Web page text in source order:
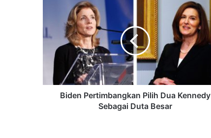
Biden Pertimbangkan Pilih Dua Kennedy
Sebagai Duta Besar